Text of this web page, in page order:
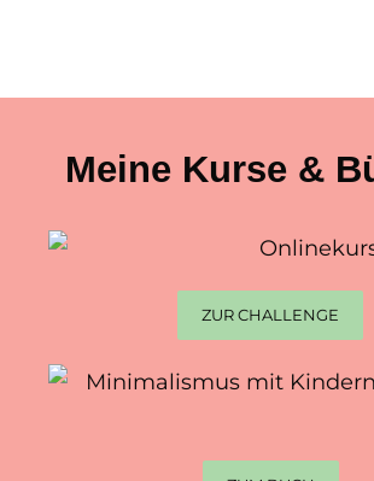
Meine Kurse &
ZUR CHALLENGE